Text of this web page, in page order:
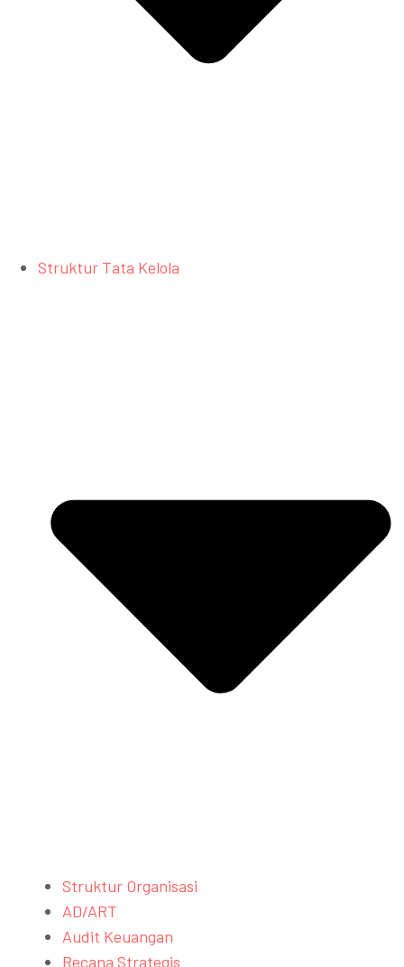
Struktur Tata Kelola
Struktur Organisasi
AD/ART
Audit Keuangan
Recana Strategis